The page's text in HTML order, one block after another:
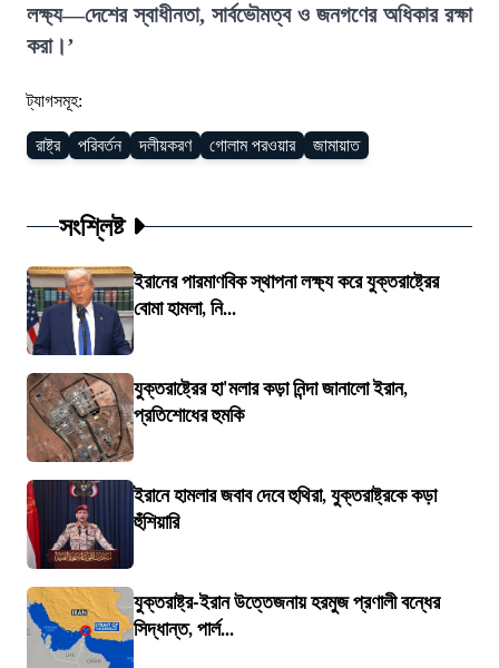
লক্ষ্য—দেশের স্বাধীনতা, সার্বভৌমত্ব ও জনগণের অধিকার রক্ষা
করা।’
ট্যাগসমূহ:
রাষ্ট্র পরিবর্তন দলীয়করণ গোলাম পরওয়ার জামায়াত
সংশ্লিষ্ট
ইরানের পারমাণবিক স্থাপনা লক্ষ্য করে যুক্তরাষ্ট্রের
বোমা হামলা, নি...
যুক্তরাষ্ট্রের হা'মলার কড়া নিন্দা জানালো ইরান,
প্রতিশোধের হুমকি
ইরানে হামলার জবাব দেবে হুথিরা, যুক্তরাষ্ট্রকে কড়া
হুঁশিয়ারি
যুক্তরাষ্ট্র-ইরান উত্তেজনায় হরমুজ প্রণালী বন্ধের
সিদ্ধান্ত, পার্ল...